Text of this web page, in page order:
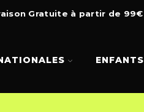
Gratuite à partir de 99€
ENFANTS